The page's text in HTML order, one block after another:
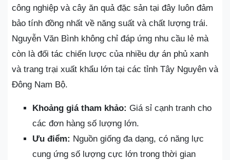
công nghiệp và cây ăn quả đặc sản tại đây luôn đảm
bảo tính đồng nhất về năng suất và chất lượng trái.
Nguyễn Văn Bình không chỉ đáp ứng nhu cầu lẻ mà
còn là đối tác chiến lược của nhiều dự án phủ xanh
và trang trại xuất khẩu lớn tại các tỉnh Tây Nguyên và
Đông Nam Bộ.
Khoảng giá tham khảo: Giá sỉ cạnh tranh cho
các đơn hàng số lượng lớn.
Ưu điểm: Nguồn giống đa dạng, có năng lực
cung ứng số lượng cực lớn trong thời gian